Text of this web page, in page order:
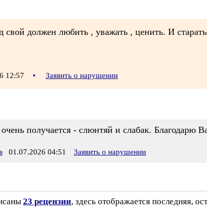
свой должен любить , уважать , ценить. И
12:57 • Заявить о нарушении
получается - слюнтяй и слабак. Благодарю
01.07.2026 04:51 Заявить о нарушении
23 рецензии, здесь отображается последняя,